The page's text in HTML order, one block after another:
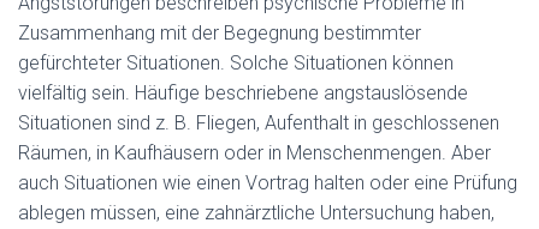
Zusammenhang mit der Begegnung bestimmter
gefürchteter Situationen. Solche Situationen können
vielfältig sein. Häufige beschriebene angstauslösende
Situationen sind z. B. Fliegen, Aufenthalt in geschlossenen
Räumen, in Kaufhäusern oder in Menschenmengen. Aber
auch Situationen wie einen Vortrag halten oder eine Prüfung
ablegen müssen, eine zahnärztliche Untersuchung haben,